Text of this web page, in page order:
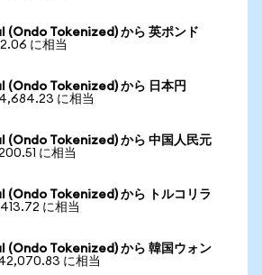
Tokenized) から 英ポンド
に相当
Tokenized) から 日本円
に相当
Tokenized) から 中国人民元
に相当
Tokenized) から トルコリラ
に相当
Tokenized) から 韓国ウォン
に相当